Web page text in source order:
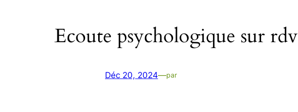
Ecoute psychologique sur rdv
Déc 20, 2024—par